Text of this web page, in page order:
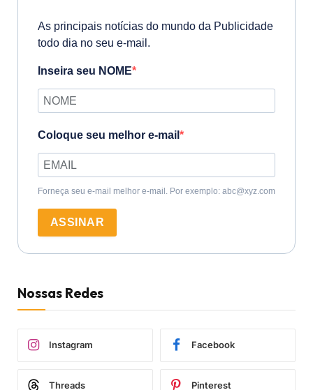
As principais notícias do mundo da Publicidade
todo dia no seu e-mail.
Inseira seu NOME
Coloque seu melhor e-mail
Forneça seu e-mail melhor e-mail. Por exemplo: abc@xyz.com
ASSINAR
Nossas Redes
Instagram Facebook
Threads Pinterest